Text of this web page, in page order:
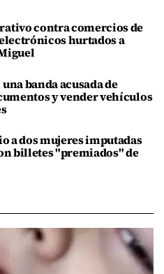
contra comercios de
hurtados a
banda acusada de
y vender vehículos
a dos mujeres imputadas
billetes "premiados" de